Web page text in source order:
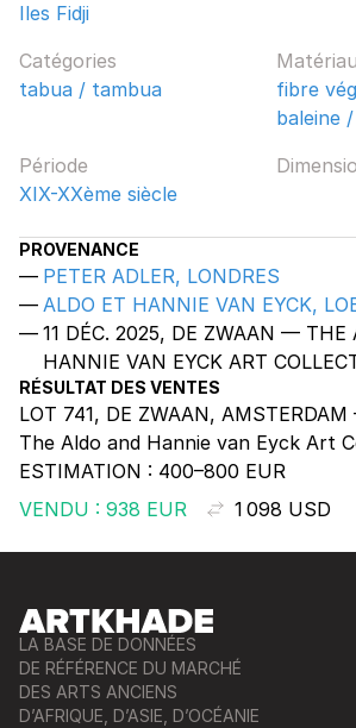
Iles Fidji
Catégories
tabua / tambua
fibre
baleine
Période
XIX-XXème siècle
PROVENANCE
PETER ADLER, LONDRES
ALDO ET HANNIE VAN EYCK,
11 DÉC. 2025, DE ZWAAN — THE
HANNIE VAN EYCK ART
RÉSULTAT DES VENTES
LOT 741, DE ZWAAN, AMSTERDAM
The Aldo and Hannie van Eyck Art
ESTIMATION : 400–800 EUR
VENDU : 938 EUR
1 098 USD
LA BASE DE DONNÉES
DE RÉFÉRENCE DU MARCHÉ
DES ARTS ANCIENS
D’AFRIQUE, D’ASIE, D’OCÉANIE